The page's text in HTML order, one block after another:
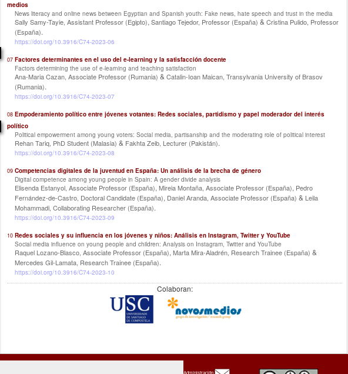
medios
News literacy and online news between Egyptian and Spanish youth: Fake news, hate speech and trust in the media
Sally Samy-Tayie, Assistant Professor (Egipto), Santiago Tejedor, Professor (España) & Cristina Pulido, Professor
(España).
https://doi.org/10.3916/C74-2023-06
07 Factores determinantes en el uso del e-learning y la satisfacción docente
Factors determining the use of e-learning and teaching satisfaction
Ana-Maria Cazan, Associate Professor (Rumania) & Catalin-Ioan Maican, Transylvania University of Brasov
(Rumania).
https://doi.org/10.3916/C74-2023-07
08 Empoderamiento político entre jóvenes votantes: Redes sociales, partidismo y papel moderador del interés
político
Political empowerment among young voters: Social media, partisanship and the moderating role of political interest
Rehan Tariq, PhD Student (Malasia) & Fakhta Zeib, Lecturer (Pakistán).
https://doi.org/10.3916/C74-2023-08
09 Competencias digitales de la juventud en España: Un análisis de la brecha de género
Digital competence among young people in Spain: A gender divide analysis
Elisenda Estanyol, Associate Professor (España), Mireia Montaña, Associate Professor (España), Pedro
Fernández-de-Castro, Doctoral Candidate (España), Daniel Aranda, Associate Professor (España) & Leila
Mohammadi, Collaborating Researcher (España).
https://doi.org/10.3916/C74-2023-09
10 Redes sociales y su influencia en los jóvenes y niños: Análisis en Instagram, Twitter y YouTube
Social media influence on young people and children: Analysis on Instagram, Twitter and YouTube
Raquel Lozano-Blasco, Associate Professor (España), Marta Mira-Aladrén, Research Trainee (España) &
Mercedes Gil-Lamata, Research Trainee (España).
https://doi.org/10.3916/C74-2023-10
Colaboran:
Administración